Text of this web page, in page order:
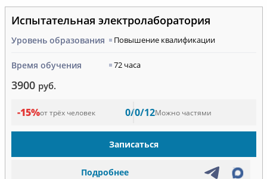
Испытательная электролаборатория
Уровень образования Повышение квалификации
Время обучения 72 часа
3900 руб.
-15%от трёх человек 0/0/12Можно частями
Записаться
Подробнее